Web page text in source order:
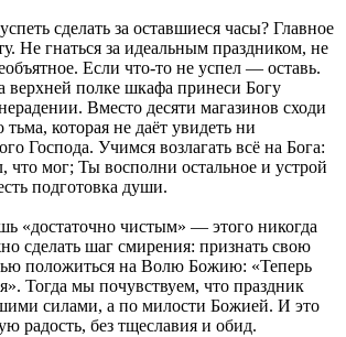
сделать за оставшиеся часы? Главное
Не гнаться за идеальным праздником, не
Если что-то не успел — оставь.
верхней полке шкафа принеси Богу
Вместо десяти магазинов сходи
которая не даёт увидеть ни
Господа. Учимся возлагать всё на Бога:
что мог; Ты восполни остальное и устрой
подготовка души.
«достаточно чистым» — этого никогда
сделать шаг смирения: признать свою
положиться на Волю Божию: «Теперь
Тогда мы почувствуем, что праздник
силами, а по милости Божией. И это
радость, без тщеславия и обид.